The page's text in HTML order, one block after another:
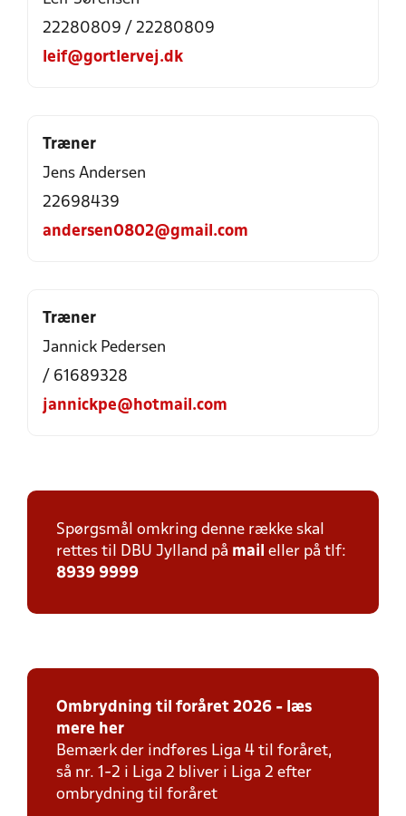
22280809 / 22280809
leif@gortlervej.dk
Træner
Jens Andersen
22698439
andersen0802@gmail.com
Træner
Jannick Pedersen
/ 61689328
jannickpe@hotmail.com
Spørgsmål omkring denne række skal
rettes til DBU Jylland på mail eller på tlf:
8939 9999
Ombrydning til foråret 2026 - læs
mere her
Bemærk der indføres Liga 4 til foråret,
så nr. 1-2 i Liga 2 bliver i Liga 2 efter
ombrydning til foråret